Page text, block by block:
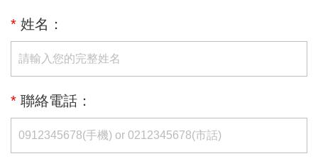
* 姓名：
* 聯絡電話：